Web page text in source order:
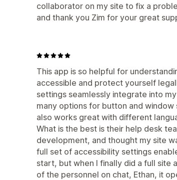
collaborator on my site to fix a
and thank you Zim for your great
This app is so helpful for
accessible and protect yourself
settings seamlessly integrate into
many options for button and
also works great with different
What is the best is their help desk
development, and thought my site
full set of accessibility settings
start, but when I finally did a full site
of the personnel on chat, Ethan, it